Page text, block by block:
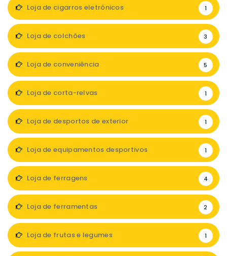
Loja de cigarros eletrónicos 1
Loja de colchões 3
Loja de conveniência 5
Loja de corta-relvas 1
Loja de desportos de exterior 1
Loja de equipamentos desportivos 1
Loja de ferragens 4
Loja de ferramentas 2
Loja de frutas e legumes 1